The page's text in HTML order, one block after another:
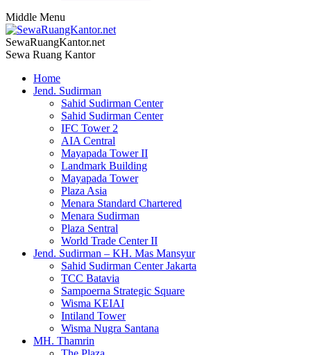
Middle Menu
SewaRuangKantor.net
Sewa Ruang Kantor
Home
Jend. Sudirman
Sahid Sudirman Center
Sahid Sudirman Center
IFC Tower 2
AIA Central
Mayapada Tower II
Landmark Building
Mayapada Tower
Plaza Asia
Menara Standard Chartered
Menara Sudirman
Plaza Sentral
World Trade Center II
Jend. Sudirman – KH. Mas Mansyur
Sahid Sudirman Center Jakarta
TCC Batavia
Sampoerna Strategic Square
Wisma KEIAI
Intiland Tower
Wisma Nugra Santana
MH. Thamrin